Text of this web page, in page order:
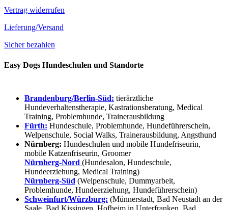
Vertrag widerrufen
Lieferung/Versand
Sicher bezahlen
Easy Dogs Hundeschulen und Standorte
Brandenburg/Berlin-Süd: tierärztliche
Hundeverhaltenstherapie, Kastrationsberatung, Medical
Training, Problemhunde, Trainerausbildung
Fürth: Hundeschule, Problemhunde, Hundeführerschein,
Welpenschule, Social Walks, Trainerausbildung, Angsthund
Nürnberg: Hundeschulen und mobile Hundefriseurin,
mobile Katzenfriseurin, Groomer
Nürnberg-Nord (Hundesalon, Hundeschule,
Hundeerziehung, Medical Training)
Nürnberg-Süd (Welpenschule, Dummyarbeit,
Problemhunde, Hundeerziehung, Hundeführerschein)
Schweinfurt/Würzburg: (Münnerstadt, Bad Neustadt an der
Saale, Bad Kissingen, Hofheim in Unterfranken, Bad